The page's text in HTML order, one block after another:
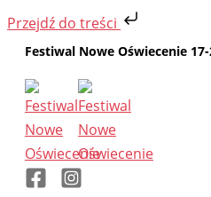
Przejdź do treści
Przejdź
treści
Festiwal Nowe Oświecenie